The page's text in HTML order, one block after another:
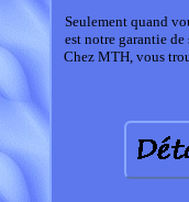
Seulement quand
est notre garantie
Chez MTH, vous